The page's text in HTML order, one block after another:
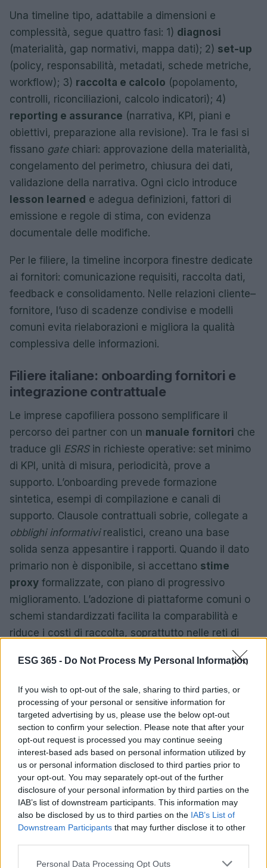
ESG 365 - Do Not Process My Personal Information
If you wish to opt-out of the sale, sharing to third parties, or
processing of your personal or sensitive information for
targeted advertising by us, please use the below opt-out
section to confirm your selection. Please note that after your
opt-out request is processed you may continue seeing
interest-based ads based on personal information utilized by
us or personal information disclosed to third parties prior to
your opt-out. You may separately opt-out of the further
disclosure of your personal information by third parties on the
IAB’s list of downstream participants. This information may
also be disclosed by us to third parties on the IAB’s List of
Downstream Participants that may further disclose it to other
Please note that this website/app uses one or more Google
Personal Data Processing Opt Outs
Una timeline tipo, adattabile a dimensioni e
complessità, segue quattro fasi: 1) diagnosi
(materialità, gap normativi, mappa dati); 2) set-up
(policy, responsabilità, metadati, schede metriche,
workflow); 3) raccolta e calcolo (popolamento,
controlli, riconciliazioni, calcolo indicatori); 4)
reporting e assurance (narrativa, KPI, piani e
obiettivi, preparazione alla revisione). Tra le fasi si
fissano gatechiari: approvazione della materialità,
congelamento del perimetro, chiusura dei dati,
validazione della narrativa. Ogni ciclo introduce
lesson learned e adegua definizioni, fattori di
emissione e regole di stima, con evidenza
documentale delle modifiche.
Per le filiere, la timeline incorpora finestre dedicate
ai fornitori: comunicazione requisiti, raccolta dati,
feedback e consolidamento. Nelle relazioni cliente–
fornitore, l’uso di scadenze condivise e modelli
comuni evita rielaborazioni e migliora la qualità
complessiva delle informazioni.
Filiere italiane: onboarding fornitori e
integrazione contrattuale
Le imprese capofiliera possono semplificare il
percorso dei partner con un manuale fornitori che
traduce gli ESRSin richieste operative: set minimo
di KPI, unità di misura, periodicità, prove a
supporto. L’onboarding prevede formazione
sintetica, esempi di compilazione e canali di
supporto. Clausole contrattuali sobrie, collegate a
obblighi informativirealistici, creano una base
solida senza appesantire i rapporti. Quando il dato
primario non è disponibile, si accettano stime
proxy formalizzate, con piano di progressivo
miglioramento. L’adozione di piattaforme comuni o
schemi standardizzati facilita la comparabilità e
riduce i costi di raccolta, soprattutto nelle reti di
KPI condivisi (emissioni per unità di prodotto,
consumo idrico, infortuni, formazione), consente
monitoraggio e dialogo strutturato, evitando
l’accumulo di indicatori poco utilizzati.
Approfondimenti: eccezioni,
microimprese e fornitori esteri
Alcune PMI operano con risorse limitate o in
contesti a bassa intensità dati. In questi casi, un
piano di maturitàa tappe consente di partire da
stime documentate e convergere gradualmente